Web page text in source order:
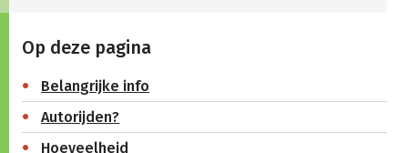
Op deze pagina
Belangrijke info
Autorijden?
Hoeveelheid